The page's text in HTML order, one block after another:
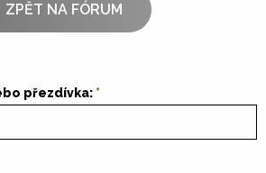
ZPĚT NA FÓRUM
přezdívka: